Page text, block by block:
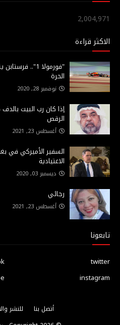
2,004,971
الاكثر قراءة
"فورمولا 1"..
الحرة
نوفمبر 28, 2020
إذا كان رب البيت
الرقص
أغسطس 23, 2021
السفير الأميركي في
الاعتيادية
ديسمبر 03, 2020
رجائي
أغسطس 23, 2021
تابعونا
twitter
instagram
أتصل بنا للنشر